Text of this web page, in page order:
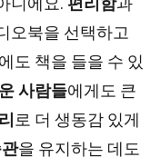
오북을 선택하고
에도 책을 들을 수 있
사람들에게도 큰
로 더 생동감 있게
을 유지하는 데도